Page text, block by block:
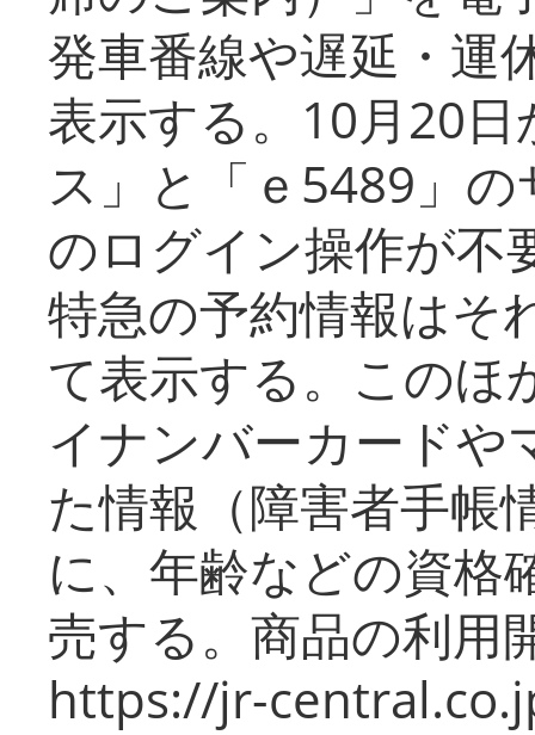
発車番線や遅延・運
表示する。10月20
ス」と「ｅ5489」
のログイン操作が不
特急の予約情報はそ
て表示する。このほ
イナンバーカードや
た情報（障害者手帳
に、年齢などの資格
売する。商品の利用
https://jr-